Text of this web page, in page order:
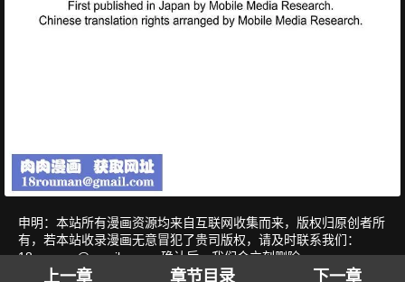
上一章 章节目录 下一章
申明：本站所有漫画资源均来自互联网收集而来，版权归原创者所
有，若本站收录漫画无意冒犯了贵司版权，请及时联系我们：
18rouman@gmail.com，确认后，我们会立刻删除。